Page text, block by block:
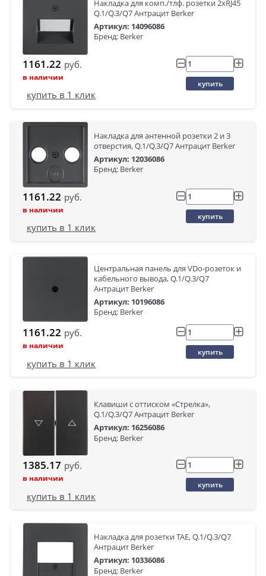
Накладка для комп./тлф. розетки 2хRJ45
Q.1/Q.3/Q7 Антрацит Berker
Артикул: 14096086
Бренд: Berker
1161.22 руб.
в наличии
купить
купить в 1 клик
Накладка для антенной розетки 2 и 3
отверстия, Q.1/Q.3/Q7 Антрацит Berker
Артикул: 12036086
Бренд: Berker
1161.22 руб.
в наличии
купить
купить в 1 клик
Центральная панель для VDo-розеток и
кабельного вывода, Q.1/Q.3/Q7
Антрацит Berker
Артикул: 10196086
Бренд: Berker
1161.22 руб.
в наличии
купить
купить в 1 клик
Клавиши с оттиском «Стрелка»,
Q.1/Q.3/Q7 Антрацит Berker
Артикул: 16256086
Бренд: Berker
1385.17 руб.
в наличии
купить
купить в 1 клик
Накладка для розетки TAE, Q.1/Q.3/Q7
Антрацит Berker
Артикул: 10336086
Бренд: Berker